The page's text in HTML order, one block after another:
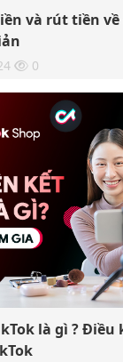
và rút tiền
0
là gì ? Điều